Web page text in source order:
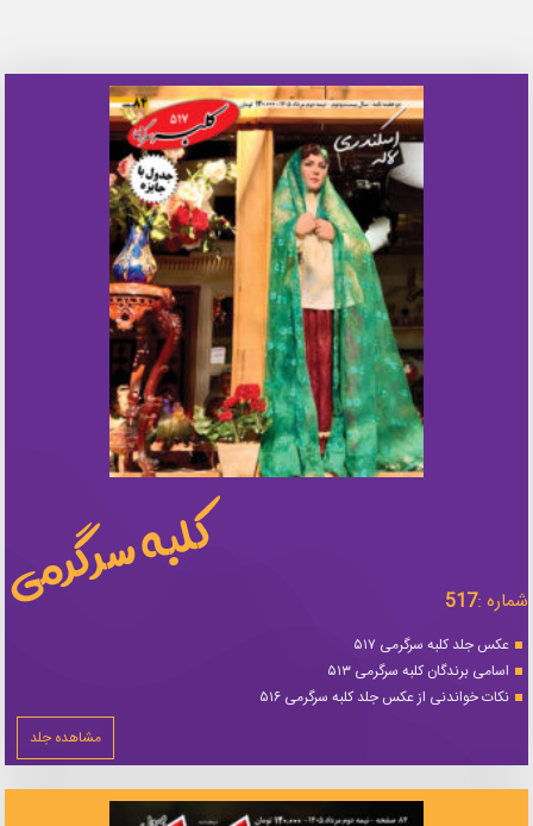
شماره :517
عکس جلد کلبه سرگرمی ۵۱۷
اسامی برندگان کلبه سرگرمی ۵۱۳
نکات خواندنی از عکس جلد کلبه سرگرمی ۵۱۶
مشاهده جلد